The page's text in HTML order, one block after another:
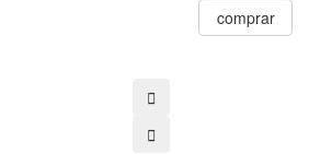
comprar